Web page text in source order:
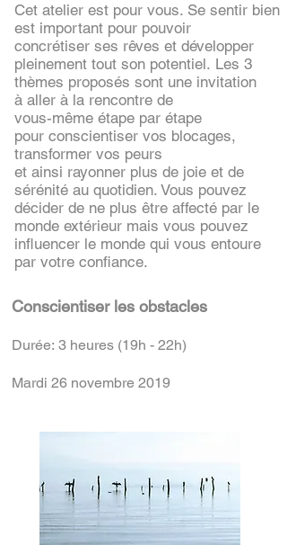
Cet atelier est pour vous. Se sentir bien
est important pour pouvoir
concrétiser ses rêves et développer
pleinement tout son potentiel. Les 3
thèmes proposés sont une invitation
à aller à la rencontre de
vous-même étape par étape
pour conscientiser vos blocages,
transformer vos peurs
et ainsi rayonner plus de joie et de
sérénité au quotidien. Vous pouvez
décider de ne plus être affecté par le
monde extérieur mais vous pouvez
influencer le monde qui vous entoure
par votre confiance.
Conscientiser les obstacles
Durée: 3 heures (19h - 22h)
Mardi 26 novembre 2019